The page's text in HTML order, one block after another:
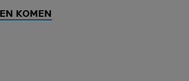
KOMEN